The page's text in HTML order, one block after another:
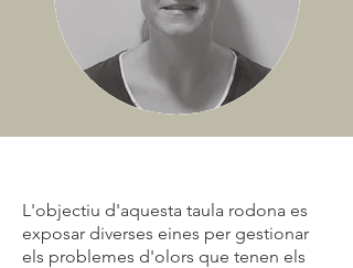
L'objectiu d'aquesta taula rodona es
exposar diverses eines per gestionar
els problemes d'olors que tenen els